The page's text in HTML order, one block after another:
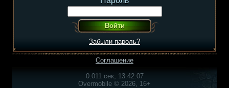
Забыли пароль?
Соглашение
0.011 сек, 13:42:07
Overmobile © 2026, 16+